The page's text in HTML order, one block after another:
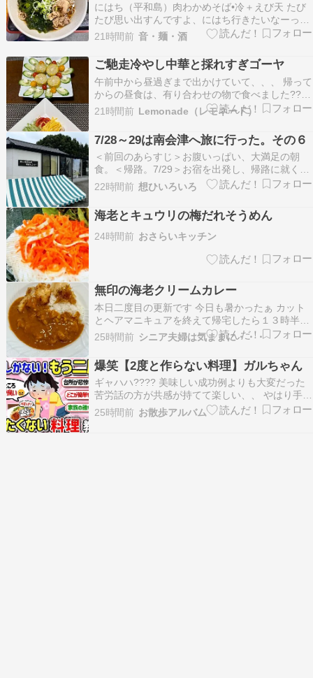
にはち（平和島）肉わかめそば•冷＋えび天 たび
たび思い出すんですよ、にはち行きたいなーって
ずいぶん行ってない気がして振り返ると、、なん
と昨年末、大晦日早朝が最後???? そーいえば行
った！ 大森に用事あったんで寄り道成功〜 イン
スタもずいぶん積極活用してて目に入るから尚更
思い…
21時間前 音・麺・酒
ご馳走冷やし中華と採れすぎゴーヤ
午前中から昼過ぎまで出かけていて、、、 帰って
からの昼食は、有り合わせの物で食べました????
お昼は、冷やし中華にしようと思ってたのですけ
ど。 で、、、夕食に回しました。 夜ご飯にな
るように、ちょっと豪華な具材にしましたよ????
ゆで海老・ささみ蒸し・錦糸卵・高リコピ…
21時間前 Lemonade（レモネード）
7/28～29は南会津へ旅に行った。その６
＜前回のあらすじ＞お腹いっぱい、大満足の朝
食。＜帰路。7/29＞お宿を出発し、帰路に就く。
同じ道を走るので、行きに立ち寄った道の駅を帰
りは逆方向からたどっていくことになる。道の駅
東山道伊王野。道の駅きつれがわ。この道の駅は
初めて来たな～。可愛いポストを発見。ポストを
見るとつい写真…
22時間前 想ひいろいろ
海老とキュウリの梅だれそうめん
24時間前 おさらいキッチン
無印の海老クリームカレー
本日二度目の更新です 今日も暑かったぁ カット
とヘアマニキュアを終えて帰宅したら１３時半過
ぎ 朝刊の折り込みに入っていたカレー専門店のチ
ラシを思い出して ローリングストックの無印のカ
レーで簡単に( 笑 ) 今日のお昼ごはん 海老クリー
ムカレー 冷凍庫から鶏カツひと切れ発掘 今日…
25時間前 シニア夫婦は気ままに・・・
爆笑【2度と作らない料理】ガルちゃん
ギャハハ???? 美味しい成功例よりも大変だった
苦労話の方が共感が持てて楽しい、、 やはり手間
がかかる割に喜ばれないと、二度と作らないにな
るようです。 昔は作ったのにやめた料理 ⚫︎ 揚げ
25時間前 お散歩アルバム